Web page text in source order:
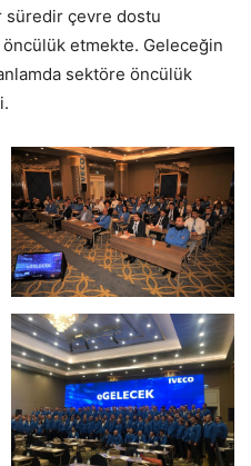
süredir çevre dostu
etmekte. Geleceğin
sektöre öncülük